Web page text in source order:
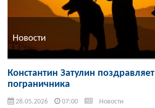
Новости
Константин Затулин
пограничника
28.05.2026 07:00 Новости